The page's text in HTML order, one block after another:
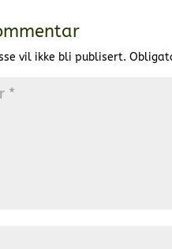
vil ikke bli publisert.